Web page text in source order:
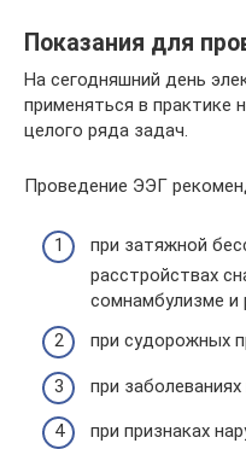
Показания для
На сегодняшний день
применяться в практике
целого ряда задач.
Проведение ЭЭГ
при затяжной
расстройствах
сомнамбулизме и
при судорожных
при
при признаках